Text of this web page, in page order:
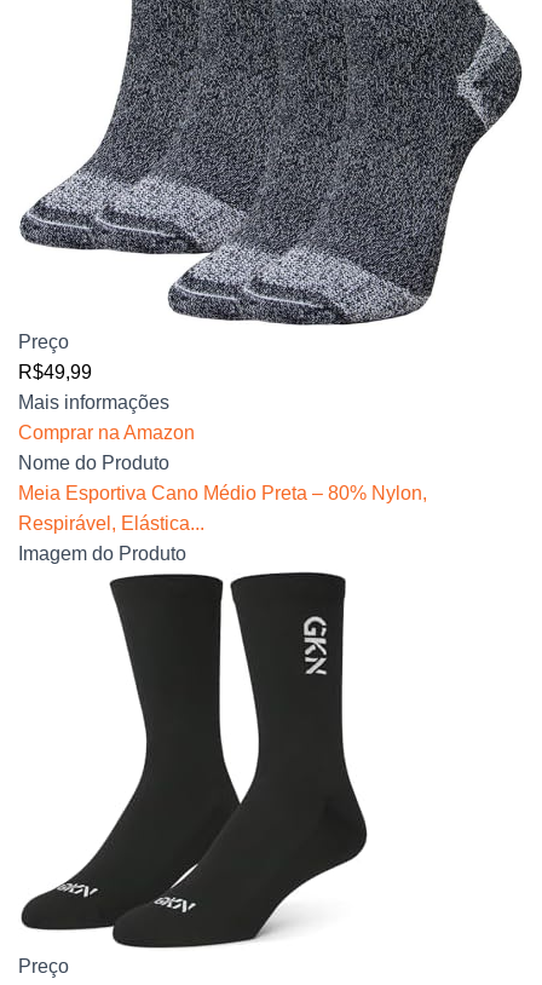
Preço
R$49,99
Mais informações
Comprar na Amazon
Nome do Produto
Meia Esportiva Cano Médio Preta – 80% Nylon,
Respirável, Elástica...
Imagem do Produto
Preço